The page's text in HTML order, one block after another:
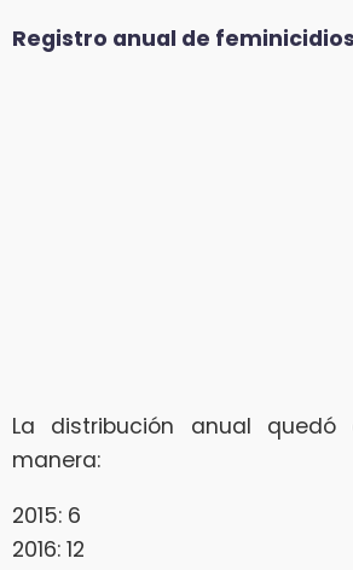
Registro anual de
La distribución anual
manera:
2015: 6
2016: 12